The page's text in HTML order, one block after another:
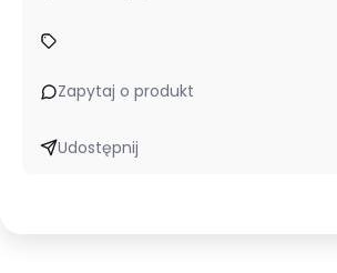
Zapytaj o produkt
Udostępnij